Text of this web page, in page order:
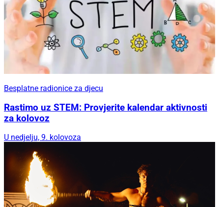
Besplatne radionice za djecu
Rastimo uz STEM: Provjerite kalendar aktivnosti
za kolovoz
U nedjelju, 9. kolovoza